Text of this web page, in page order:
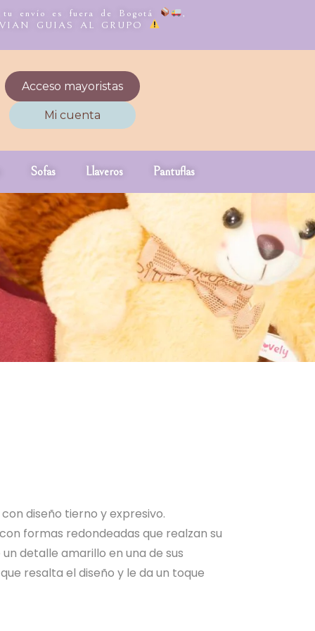
envío es fuera de Bogotá
,
GUIAS AL GRUPO
Acceso mayoristas
Mi cuenta
Sofas Llaveros Pantuflas
diseño tierno y expresivo.
formas redondeadas que realzan su
detalle amarillo en una de sus
resalta el diseño y le da un toque